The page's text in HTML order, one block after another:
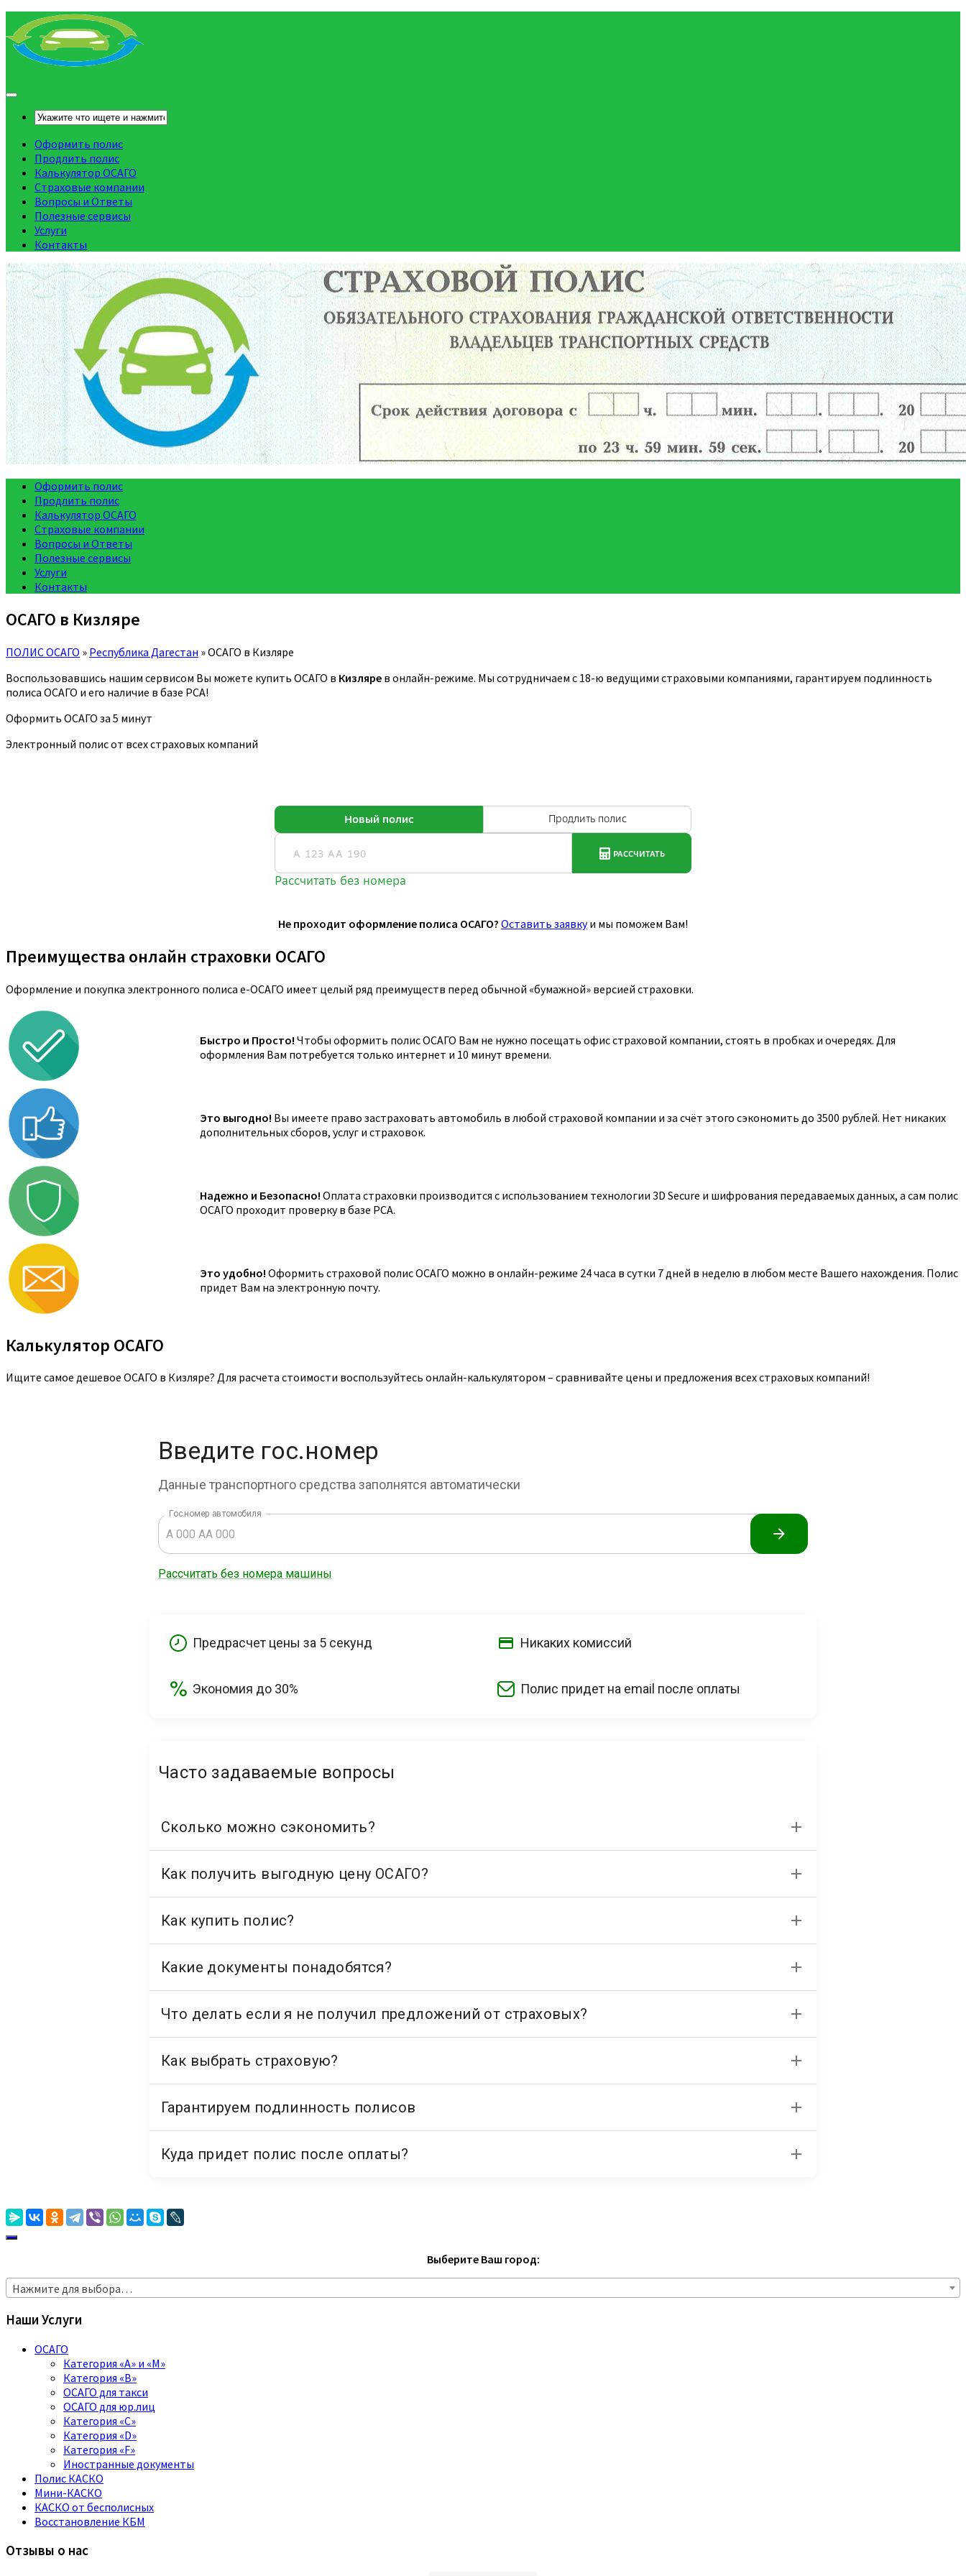
Оформить полис
Продлить полис
Калькулятор ОСАГО
Страховые компании
Вопросы и Ответы
Полезные сервисы
Услуги
Контакты
Оформить полис
Продлить полис
Калькулятор ОСАГО
Страховые компании
Вопросы и Ответы
Полезные сервисы
Услуги
Контакты
ОСАГО в Кизляре
ПОЛИС ОСАГО » Республика Дагестан »ОСАГО в Кизляре
Воспользовавшись нашим сервисом Вы можете купить ОСАГО в Кизляре в онлайн-режиме. Мы сотрудничаем с 18-ю ведущими страховыми компаниями, гарантируем подлинность
полиса ОСАГО и его наличие в базе РСА!
Оформить ОСАГО за 5 минут
Электронный полис от всех страховых компаний
Не проходит оформление полиса ОСАГО? Оставить заявкуи мы поможем Вам!
Преимущества онлайн страховки ОСАГО
Оформление и покупка электронного полиса е-ОСАГО имеет целый ряд преимуществ перед обычной «бумажной» версией страховки.
Быстро и Просто! Чтобы оформить полис ОСАГО Вам не нужно посещать офис страховой компании, стоять в пробках и очередях. Для
оформления Вам потребуется только интернет и 10 минут времени.
Это выгодно! Вы имеете право застраховать автомобиль в любой страховой компании и за счёт этого сэкономить до 3500 рублей. Нет никаких
дополнительных сборов, услуг и страховок.
Надежно и Безопасно! Оплата страховки производится с использованием технологии 3D Secure и шифрования передаваемых данных, а сам полис
ОСАГО проходит проверку в базе РСА.
Это удобно! Оформить страховой полис ОСАГО можно в онлайн-режиме 24 часа в сутки 7 дней в неделю в любом месте Вашего нахождения. Полис
придет Вам на электронную почту.
Калькулятор ОСАГО
Ищите самое дешевое ОСАГО в Кизляре? Для расчета стоимости воспользуйтесь онлайн-калькулятором – сравнивайте цены и предложения всех страховых компаний!
Выберите Ваш город:
Нажмите для выбора…
Наши Услуги
ОСАГО
Категория «A» и «M»
Категория «B»
ОСАГО для такси
ОСАГО для юр.лиц
Категория «C»
Категория «D»
Категория «F»
Иностранные документы
Полис КАСКО
Мини-КАСКО
КАСКО от бесполисных
Восстановление КБМ
Отзывы о нас